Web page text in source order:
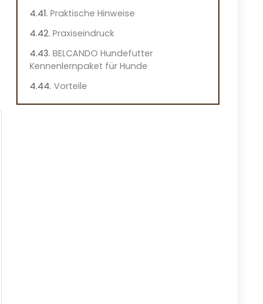
Praktische Hinweise
Praxiseindruck
BELCANDO Hundefutter
Kennenlernpaket für Hunde
Vorteile
Nachteile